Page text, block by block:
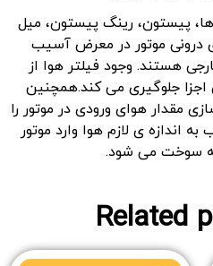
پیستون، رینگ پیستون، میل
درونی موتور در معرض آسیب
هستند. وجود فیلتر هوا از
اجزا جلوگیری می کند.همچنین
مقدار هوای ورودی در موتور را
اندازه ی لازم هوا وارد موتور
سوخت می شود.
Related